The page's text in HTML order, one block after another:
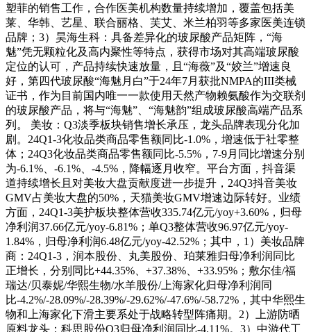
塑菲的销售工作，合作医美机构数量持续增加，覆盖包括美
莱、华韩、艺星、联合丽格、芙艾、米兰柏羽等多家医美连锁
品牌；3）昊海生科：具备差异化的玻尿酸产品矩阵，“海
魅”凭无颗粒化及高内聚性等特点，获得市场对其高端玻尿酸
定位的认可，产品持续快速放量，且“海薇”及“姣兰”增速良
好，第四代玻尿酸“海魅月白”于24年7月获批NMPA的III类械
证书，作为目前国内唯一一款使用天然产物赖氨酸作为交联剂
的玻尿酸产品，将与“海魅”、“海魅韵”组成玻尿酸高端产品系
列。 美妆：Q3淡季板块销售增长承压，龙头品牌表现分化加
剧。24Q1-3化妆品类商品零售额同比-1.0%，增速低于社零整
体；24Q3化妆品类商品零售额同比-5.5%，7-9月同比增速分别
为-6.1%、-6.1%、-4.5%，降幅逐月收窄。平台方面，抖音渠
道持续增长且对美妆大盘贡献度进一步提升，24Q3抖音美妆
GMV占美妆大盘的50%，天猫美妆GMV增速边际转好。业绩
方面，24Q1-3美护板块整体营收335.74亿元/yoy+3.60%，归母
净利润37.66亿元/yoy-6.81%；单Q3整体营收96.97亿元/yoy-
1.84%，归母净利润6.48亿元/yoy-42.52%；其中，1）美妆品牌
商：24Q1-3，润本股份、丸美股份、珀莱雅归母净利润同比
正增长，分别同比+44.35%、+37.38%、+33.95%；敷尔佳/福
瑞达/贝泰妮/华熙生物/水羊股份/上海家化归母净利润同
比-4.2%/-28.09%/-28.39%/-29.62%/-47.6%/-58.72%，其中华熙生
物和上海家化下滑主要系处于战略转型阵痛期。2）上游防晒
原料龙头：科思股份Q3归母净利润同比-4.11%。3）中游代工